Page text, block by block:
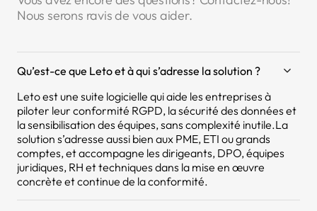
Nous serons ravis de vous aider.
Qu’est-ce que Leto et à qui s’adresse la solution ?
Leto est une suite logicielle qui aide les entreprises à
piloter leur conformité RGPD, la sécurité des données et
la sensibilisation des équipes, sans complexité inutile.La
solution s’adresse aussi bien aux PME, ETI ou grands
comptes, et accompagne les dirigeants, DPO, équipes
juridiques, RH et techniques dans la mise en œuvre
concrète et continue de la conformité.